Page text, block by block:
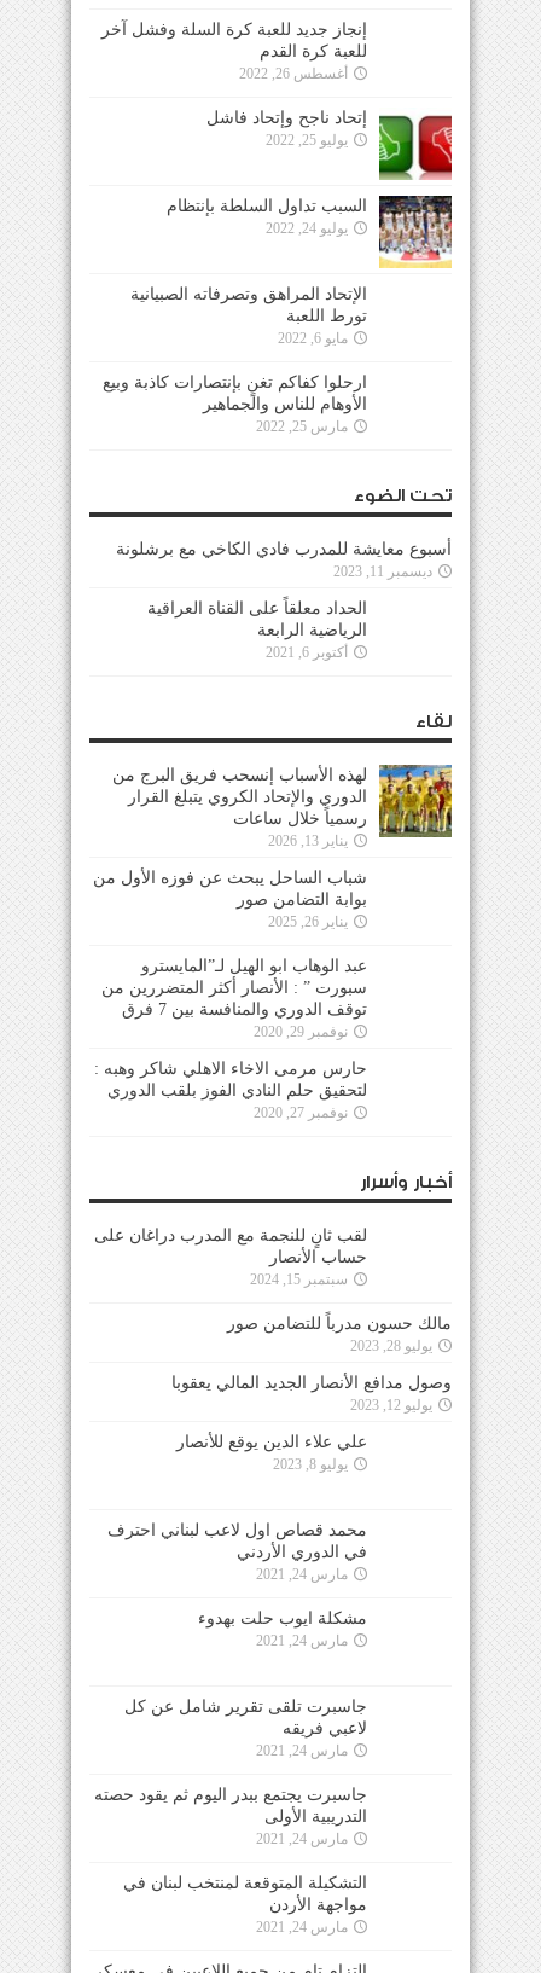
إنجاز جديد للعبة كرة السلة وفشل آخر
للعبة كرة القدم
أغسطس 26, 2022
إتحاد ناجح وإتحاد فاشل
يوليو 25, 2022
السبب تداول السلطة بإنتظام
يوليو 24, 2022
الإتحاد المراهق وتصرفاته الصبيانية
تورط اللعبة
مايو 6, 2022
ارحلوا كفاكم تغنٍ بإنتصارات كاذبة وبيع
الأوهام للناس والجماهير
مارس 25, 2022
تحت الضوء
أسبوع معايشة للمدرب فادي الكاخي مع برشلونة
ديسمبر 11, 2023
الحداد معلقاً على القناة العراقية
الرياضية الرابعة
أكتوبر 6, 2021
لقاء
لهذه الأسباب إنسحب فريق البرج من
الدوري والإتحاد الكروي يتبلغ القرار
رسمياً خلال ساعات
يناير 13, 2026
شباب الساحل يبحث عن فوزه الأول من
بوابة التضامن صور
يناير 26, 2025
عبد الوهاب ابو الهيل لـ”المايسترو
سبورت ” : الأنصار أكثر المتضررين من
توقف الدوري والمنافسة بين 7 فرق
نوفمبر 29, 2020
حارس مرمى الاخاء الاهلي شاكر وهبه :
لتحقيق حلم النادي الفوز بلقب الدوري
نوفمبر 27, 2020
أخبار وأسرار
لقب ثانٍ للنجمة مع المدرب دراغان على
حساب الأنصار
سبتمبر 15, 2024
مالك حسون مدرباً للتضامن صور
يوليو 28, 2023
وصول مدافع الأنصار الجديد المالي يعقوبا
يوليو 12, 2023
علي علاء الدين يوقع للأنصار
يوليو 8, 2023
محمد قصاص اول لاعب لبناني احترف
في الدوري الأردني
مارس 24, 2021
مشكلة ايوب حلت بهدوء
مارس 24, 2021
جاسبرت تلقى تقرير شامل عن كل
لاعبي فريقه
مارس 24, 2021
جاسبرت يجتمع ببدر اليوم ثم يقود حصته
التدريبية الأولى
مارس 24, 2021
التشكيلة المتوقعة لمنتخب لبنان في
مواجهة الأردن
مارس 24, 2021